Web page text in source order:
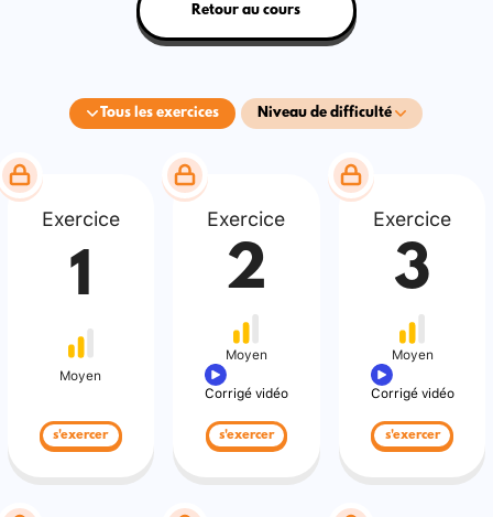
Tous les exercices Niveau de difficulté
Retour au cours
Exercice
1
Moyen
s'exercer
Exercice
2
Moyen
Corrigé vidéo
s'exercer
Exercice
3
Moyen
Corrigé vidéo
s'exercer